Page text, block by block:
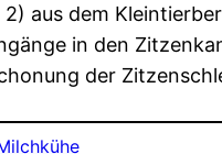
aus dem
in den
der